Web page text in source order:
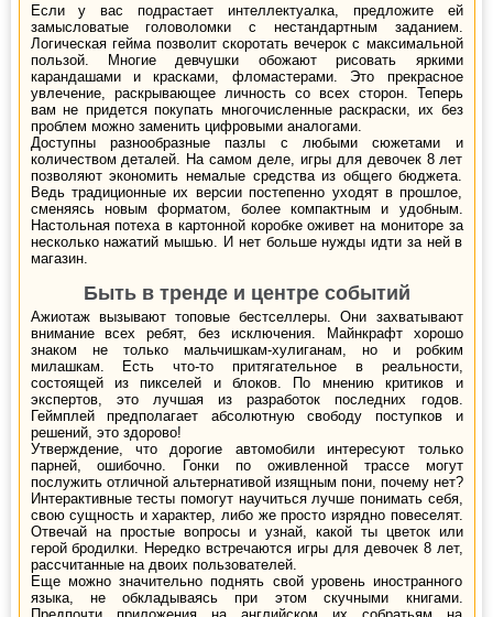
Если у вас подрастает интеллектуалка, предложите ей
замысловатые головоломки с нестандартным заданием.
Логическая гейма позволит скоротать вечерок с максимальной
пользой. Многие девчушки обожают рисовать яркими
карандашами и красками, фломастерами. Это прекрасное
увлечение, раскрывающее личность со всех сторон. Теперь
вам не придется покупать многочисленные раскраски, их без
проблем можно заменить цифровыми аналогами.
Доступны разнообразные пазлы с любыми сюжетами и
количеством деталей. На самом деле, игры для девочек 8 лет
позволяют экономить немалые средства из общего бюджета.
Ведь традиционные их версии постепенно уходят в прошлое,
сменяясь новым форматом, более компактным и удобным.
Настольная потеха в картонной коробке оживет на мониторе за
несколько нажатий мышью. И нет больше нужды идти за ней в
магазин.
Быть в тренде и центре событий
Ажиотаж вызывают топовые бестселлеры. Они захватывают
внимание всех ребят, без исключения. Майнкрафт хорошо
знаком не только мальчишкам-хулиганам, но и робким
милашкам. Есть что-то притягательное в реальности,
состоящей из пикселей и блоков. По мнению критиков и
экспертов, это лучшая из разработок последних годов.
Геймплей предполагает абсолютную свободу поступков и
решений, это здорово!
Утверждение, что дорогие автомобили интересуют только
парней, ошибочно. Гонки по оживленной трассе могут
послужить отличной альтернативой изящным пони, почему нет?
Интерактивные тесты помогут научиться лучше понимать себя,
свою сущность и характер, либо же просто изрядно повеселят.
Отвечай на простые вопросы и узнай, какой ты цветок или
герой бродилки. Нередко встречаются игры для девочек 8 лет,
рассчитанные на двоих пользователей.
Еще можно значительно поднять свой уровень иностранного
языка, не обкладываясь при этом скучными книгами.
Предпочти приложения на английском их собратьям на